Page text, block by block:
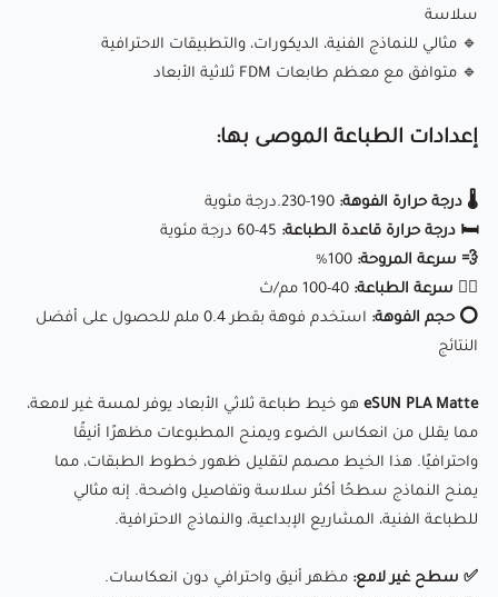
🔄 بكرة خالية من التشابك:
الانسداد.
📏 دقة عالية: قطر 1.75 ملم ± 0.03 ملم لطباعة ثابتة وخالية من
⚙ متوافق على نطاق واسع:
والمزيد.
سواء كنت هاويًا أو محترفًا، فإن
الجودة ولمسة غير لامعة مميزة، مما يجعل مطبوعاتك أكثر تميزًا
وجاذبية.
❗ ملاحظة:بسبب نعومة الفلمنت تاكد من عدم شد تروس السحب
في الاكسترودر عليه اكثر من اللازم.
📄 البيانات التقنية
سلاسة
🔹 مثالي للنماذج الفنية، الديكورات، والتطبيقات الاحترافية
🔹 متوافق مع معظم طابعات FDM ثلاثية الأبعاد
إعدادات الطباعة الموصى بها:
🌡️ درجة حرارة الفوهة: 190-230.درجة مئوية
🛏️ درجة حرارة قاعدة الطباعة:
💨 سرعة المروحة:
🏃‍♂️ سرعة الطباعة: 40-100 مم/ث
⭕ حجم الفوهة:
استخدم فوهة بقطر 0.4 ملم للحصول على أفضل
النتائج
eSUN PLA Matte هو خيط طباعة ثلاثي الأبعاد يوفر لمسة غير لامعة،
مما يقلل من انعكاس الضوء ويمنح المطبوعات مظهرًا أنيقًا
واحترافيًا. هذا الخيط مصمم لتقليل ظهور خطوط الطبقات، مما
يمنح النماذج سطحًا أكثر سلاسة وتفاصيل واضحة. إنه مثالي
للطباعة الفنية، المشاريع الإبداعية، والنماذج الاحترافية.
✅ سطح غير لامع: مظهر أنيق واحترافي دون انعكاسات.